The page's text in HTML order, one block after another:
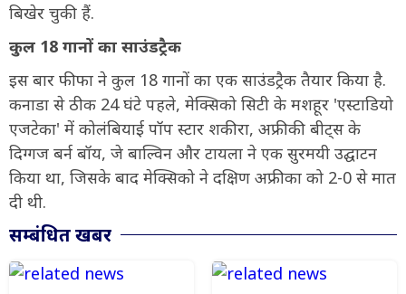
बिखेर चुकी हैं.
कुल 18 गानों का साउंडट्रैक
इस बार फीफा ने कुल 18 गानों का एक साउंडट्रैक तैयार किया है.
कनाडा से ठीक 24 घंटे पहले, मेक्सिको सिटी के मशहूर 'एस्टाडियो
एजटेका' में कोलंबियाई पॉप स्टार शकीरा, अफ्रीकी बीट्स के
दिग्गज बर्न बॉय, जे बाल्विन और टायला ने एक सुरमयी उद्घाटन
किया था, जिसके बाद मेक्सिको ने दक्षिण अफ्रीका को 2-0 से मात
दी थी.
सम्बंधित खबर